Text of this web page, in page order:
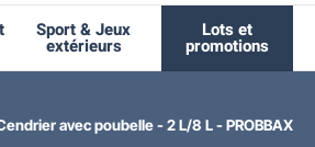
Sport & Jeux
extérieurs
Lots et
promotions
avec poubelle - 2 L/8 L - PROBBAX